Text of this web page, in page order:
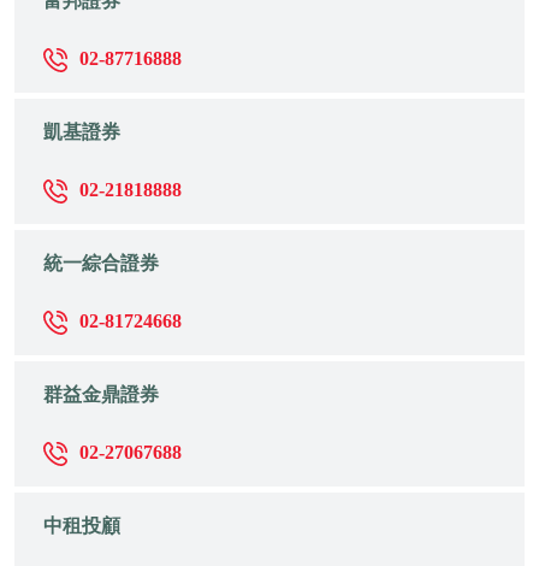
02-87716888
凱基證券
02-21818888
統一綜合證券
02-81724668
群益金鼎證券
02-27067688
中租投顧